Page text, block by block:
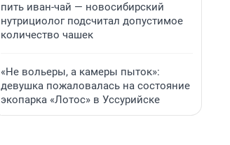
пить иван-чай — новосибирский
нутрициолог подсчитал допустимое
количество чашек
«Не вольеры, а камеры пыток»:
девушка пожаловалась на состояние
экопарка «Лотос» в Уссурийске